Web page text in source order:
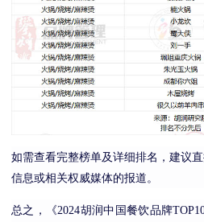
如需查看完整榜单及详细排名，建议
信息或相关权威媒体的报道。
总之，《2024胡润中国餐饮品牌